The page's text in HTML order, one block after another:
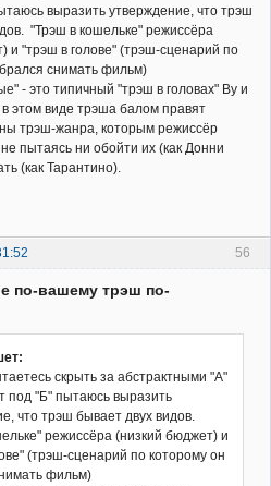
выразить утверждение, что трэш
"Трэш в кошельке" режиссёра
и "трэш в голове" (трэш-сценарий по
снимать фильм)
- это типичный "трэш в головах" Ву и
этом виде трэша балом правят
трэш-жанра, которым режиссёр
пытаясь ни обойти их (как Донни
(как Тарантино).
56
по-вашему трэш по-
скрыть за абстрактными "А"
под "Б" пытаюсь выразить
что трэш бывает двух видов.
режиссёра (низкий бюджет) и
(трэш-сценарий по которому он
фильм)